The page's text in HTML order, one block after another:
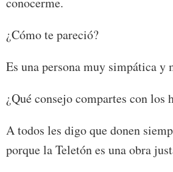
¿Cómo te pareció?
Es una persona muy simpática y
¿Qué consejo compartes con los
A todos les digo que donen
porque la Teletón es una obra